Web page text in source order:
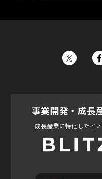
事業開発・成長
成長産業に特化したイ